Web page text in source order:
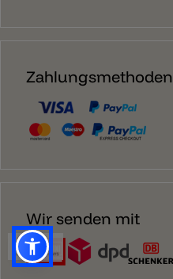
Zahlungsmethoden
Wir senden mit